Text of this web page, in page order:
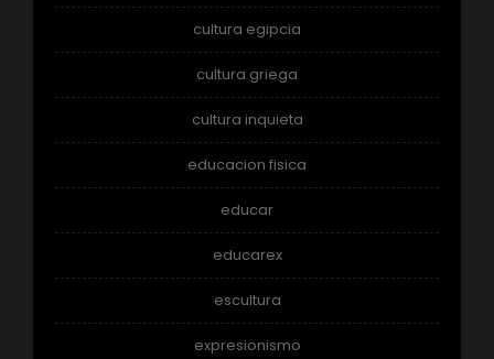
cultura egipcia
cultura griega
cultura inquieta
educacion fisica
educar
educarex
escultura
expresionismo